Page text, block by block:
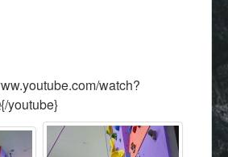
watch?
youtube}